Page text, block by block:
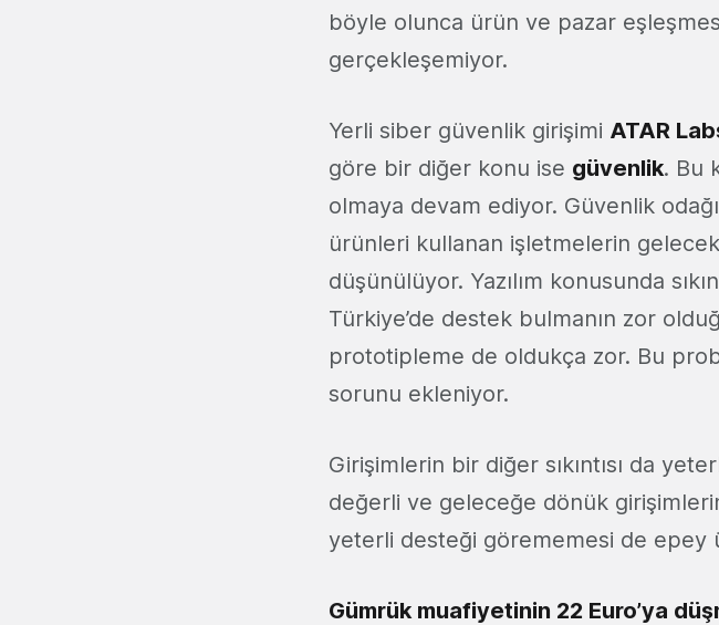
böyle olunca ürün ve pazar
gerçekleşemiyor.
Yerli siber güvenlik girişimi ATAR
göre bir diğer konu ise güvenlik. Bu
olmaya devam ediyor. Güvenlik
ürünleri kullanan işletmelerin
düşünülüyor. Yazılım konusunda
Türkiye’de destek bulmanın zor
prototipleme de oldukça zor. Bu
sorunu ekleniyor.
Girişimlerin bir diğer sıkıntısı da
değerli ve geleceğe dönük
yeterli desteği görememesi de epey
Gümrük muafiyetinin 22 Euro’ya